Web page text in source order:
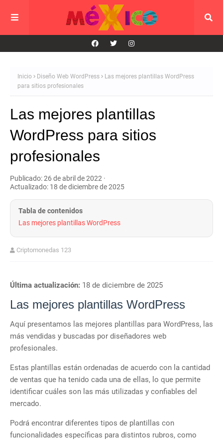
Inicio Diseño Web WordPress
Las mejores plantillas WordPress
para sitios profesionales
Las mejores plantillas
WordPress para sitios
profesionales
Publicado: 26 de abril de 2022 ·
Actualizado: 18 de diciembre de 2025
Tabla de contenidos
Las mejores plantillas WordPress
Criptomonedas 123
Última actualización: 18 de diciembre de 2025
Las mejores plantillas WordPress
Aquí presentamos las mejores plantillas para WordPress, las
más vendidas y buscadas por diseñadores web
profesionales.
Estas plantillas están ordenadas de acuerdo con la cantidad
de ventas que ha tenido cada una de ellas, lo que permite
identificar cuáles son las más utilizadas y confiables del
mercado.
Podrá encontrar diferentes tipos de plantillas con
funcionalidades específicas para distintos rubros, como